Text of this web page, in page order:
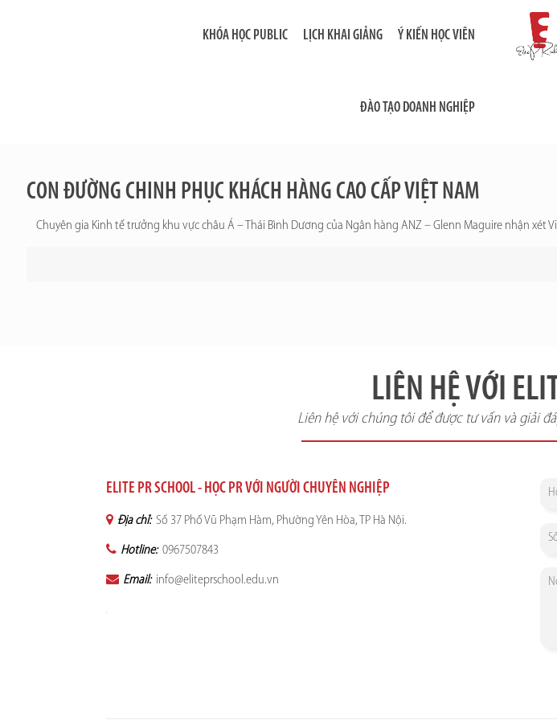
KHÓA HỌC PUBLIC LỊCH KHAI GIẢNG Ý KIẾN HỌC VIÊN
ĐÀO TẠO DOANH NGHIỆP
CON ĐƯỜNG CHINH PHỤC KHÁCH HÀNG CAO CẤP VIỆT NAM
Chuyên gia Kinh tế trưởng khu vực châu Á – Thái Bình Dương của Ngân hàng ANZ – Glenn Maguire nhận xét
LIÊN HỆ VỚI
Liên hệ với chúng tôi để được tư vấn và giải
ELITE PR SCHOOL - HỌC PR VỚI NGƯỜI CHUYÊN NGHIỆP
Địa chỉ: Số 37 Phố Vũ Phạm Hàm, Phường Yên Hòa, TP Hà Nội.
Hotline: 0967507843
Email: info@eliteprschool.edu.vn